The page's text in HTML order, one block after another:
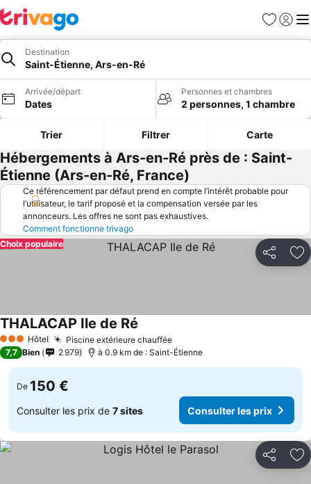
Favoris
Se
Destination
Saint-Étienne, Ars-en-Ré
Arrivée/départ
Dates
Personnes et chambres
2 personnes, 1 chambre
Trier Filtrer Carte
Hébergements à Ars-en-Ré près de : Saint-
Étienne (Ars-en-Ré, France)
Ce référencement par défaut prend en compte l’intérêt probable pour
l’utilisateur, le tarif proposé et la compensation versée par les
annonceurs. Les offres ne sont pas exhaustives.
Comment fonctionne trivago
Partager
Choix populaire
3 ÉtoilesHôtel Piscine extérieure chauffée
THALACAP Ile de Ré
7,7 Bien 2 979 à 0.9 km de : Saint-Étienne
De 150 €
Consulter les prix de 7 sites Consulter les prix
Partager